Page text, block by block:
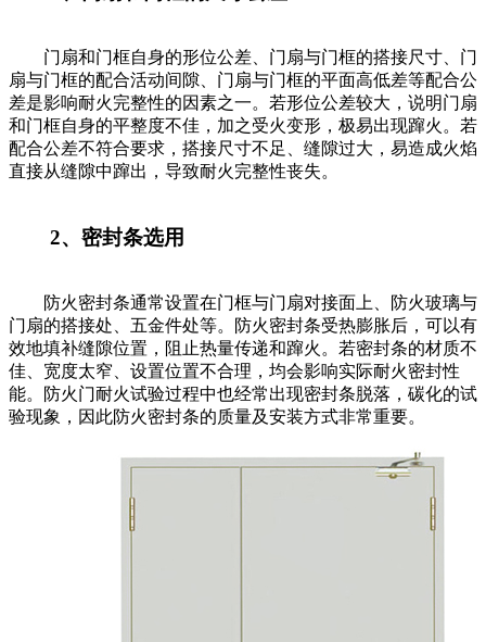
门扇和门框自身的形位公差、门扇与门框的搭接尺寸、门
扇与门框的配合活动间隙、门扇与门框的平面高低差等配合公
差是影响耐火完整性的因素之一。若形位公差较大，说明门扇
和门框自身的平整度不佳，加之受火变形，极易出现蹿火。若
配合公差不符合要求，搭接尺寸不足、缝隙过大，易造成火焰
直接从缝隙中蹿出，导致耐火完整性丧失。
2、密封条选用
防火密封条通常设置在门框与门扇对接面上、防火玻璃与
门扇的搭接处、五金件处等。防火密封条受热膨胀后，可以有
效地填补缝隙位置，阻止热量传递和蹿火。若密封条的材质不
佳、宽度太窄、设置位置不合理，均会影响实际耐火密封性
能。防火门耐火试验过程中也经常出现密封条脱落，碳化的试
验现象，因此防火密封条的质量及安装方式非常重要。